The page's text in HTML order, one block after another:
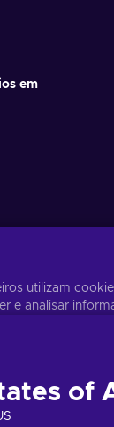
em
a qualquer altura.
utilizam
e analisar
a publicidade e
de anúncios.
está a consentir
e pelos seus
of